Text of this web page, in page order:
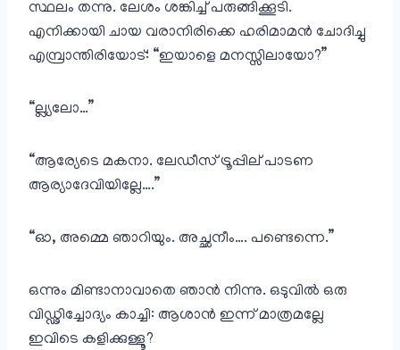
സ്ഥലം തന്നു. ലേശം ശങ്കിച്ച് പരുങ്ങിക്കൂടി.
എനിക്കായി ചായ വരാനിരിക്കെ ഹരിമാമൻ ചോദിച്ചു
എമ്പ്രാന്തിരിയോട്: “ഇയാളെ മനസ്സിലായോ?”
“ല്ല്യലോ…”
“ആര്യേടെ മകനാ. ലേഡീസ് ട്രൂപ്പില് പാടണ
ആര്യാദേവിയില്ലേ….”
“ഓ, അമ്മെ ഞാറിയും. അച്ഛനീം…. പണ്ടെന്നെ.”
ഒന്നും മിണ്ടാനാവാതെ ഞാൻ നിന്നു. ഒടുവിൽ ഒരു
വിഡ്ഢിച്ചോദ്യം കാച്ചി: ആശാൻ ഇന്ന് മാത്രമല്ലേ
ഇവിടെ കളിക്കുള്ളൂ?